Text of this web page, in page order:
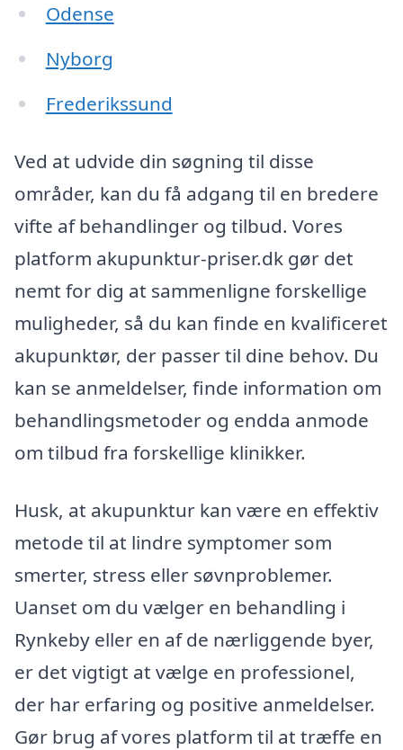
Odense
Nyborg
Frederikssund
Ved at udvide din søgning til disse
områder, kan du få adgang til en bredere
vifte af behandlinger og tilbud. Vores
platform akupunktur-priser.dk gør det
nemt for dig at sammenligne forskellige
muligheder, så du kan finde en kvalificeret
akupunktør, der passer til dine behov. Du
kan se anmeldelser, finde information om
behandlingsmetoder og endda anmode
om tilbud fra forskellige klinikker.
Husk, at akupunktur kan være en effektiv
metode til at lindre symptomer som
smerter, stress eller søvnproblemer.
Uanset om du vælger en behandling i
Rynkeby eller en af de nærliggende byer,
er det vigtigt at vælge en professionel,
der har erfaring og positive anmeldelser.
Gør brug af vores platform til at træffe en